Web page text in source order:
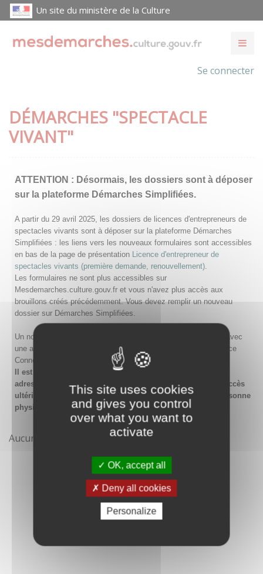
This site uses cookies
and gives you control
over what you want to
activate
OK, accept all
Deny all cookies
Personalize
Un site du ministère de la Culture
Se connecter
DÉMARCHES "SPECTACLE
VIVANT"
ATTENTION : Désormais, les dossiers sont à déposer
sur la plateforme Démarches Simplifiées.
A partir du 29 avril 2025, les dossiers de licences d'entrepreneurs de
spectacles vivants sont à déposer sur la plateforme Démarches
Simplifiées : les liens vers les nouveaux formulaires sont accessibles
en bas de la page de présentation Licence d'entrepreneur de
spectacles vivants (première demande, renouvellement).
Les formulaires ne sont plus accessibles sur
Mesdemarches.culture.gouv.fr et vous n'avez plus accès aux
brouillons créés précédemment. Vous devez remplir un nouveau
dossier sur Démarches Simplifiées.
Un nouveau compte doit être créé sur Démarches Simplifiées avec
une adresse email et un mot de passe, ou en passant par France
Connect.
Il est conseillé lors de la création du compte de saisir une
adresse email générique de l'organisme afin de garantir l'accès
ultérieur au compte même en cas de changement de la personne
physique gestionnaire.
Aucune démarche pour le moment